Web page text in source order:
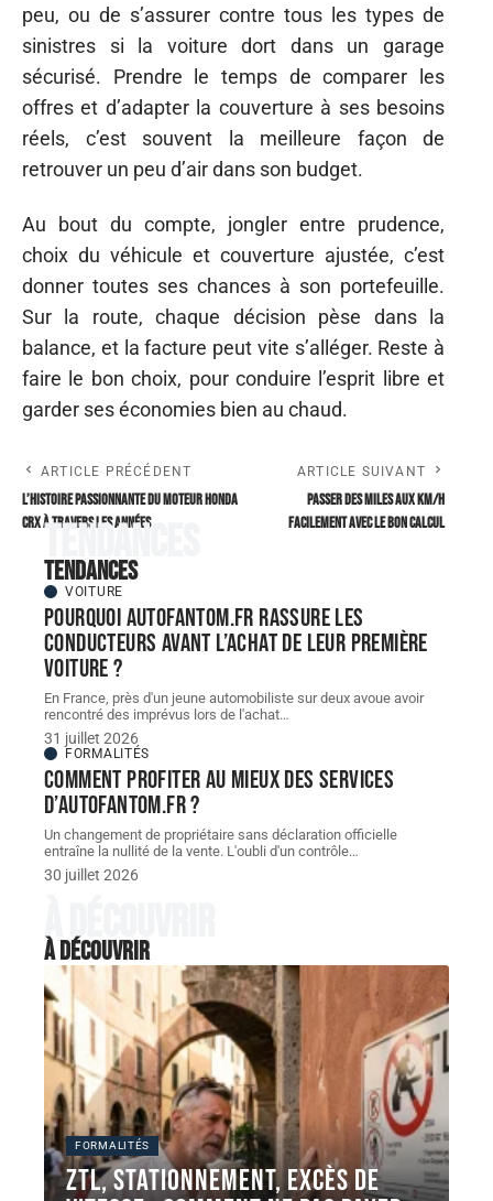
peu, ou de s’assurer contre tous les types de
sinistres si la voiture dort dans un garage
sécurisé. Prendre le temps de comparer les
offres et d’adapter la couverture à ses besoins
réels, c’est souvent la meilleure façon de
retrouver un peu d’air dans son budget.
Au bout du compte, jongler entre prudence,
choix du véhicule et couverture ajustée, c’est
donner toutes ses chances à son portefeuille.
Sur la route, chaque décision pèse dans la
balance, et la facture peut vite s’alléger. Reste à
faire le bon choix, pour conduire l’esprit libre et
garder ses économies bien au chaud.
ARTICLE PRÉCÉDENT
L’histoire passionnante du moteur Honda
CRX à travers les années
ARTICLE SUIVANT
Passer des miles aux km/h
facilement avec le bon calcul
Tendances
Tendances
VOITURE
Pourquoi autofantom.fr rassure les
conducteurs avant l’achat de leur première
voiture ?
En France, près d'un jeune automobiliste sur deux avoue avoir
rencontré des imprévus lors de l'achat…
31 juillet 2026
FORMALITÉS
Comment profiter au mieux des services
d’autofantom.fr ?
Un changement de propriétaire sans déclaration officielle
entraîne la nullité de la vente. L'oubli d'un contrôle…
30 juillet 2026
À découvrir
À découvrir
FORMALITÉS
ZTL, stationnement, excès de